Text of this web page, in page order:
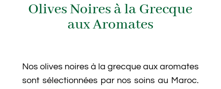
Olives Noires à la Grecque
aux Aromates
Nos olives noires à la grecque aux aromates
sont sélectionnées par nos soins au Maroc.